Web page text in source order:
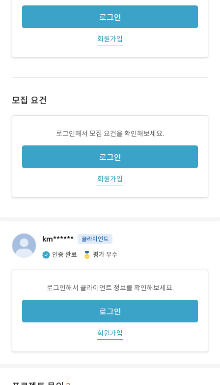
로그인
회원가입
모집 요건
로그인해서 모집 요건을 확인해보세요.
로그인
회원가입
km****** 클라이언트
인증 완료 평가 우수
로그인해서 클라이언트 정보를 확인해보세요.
로그인
회원가입